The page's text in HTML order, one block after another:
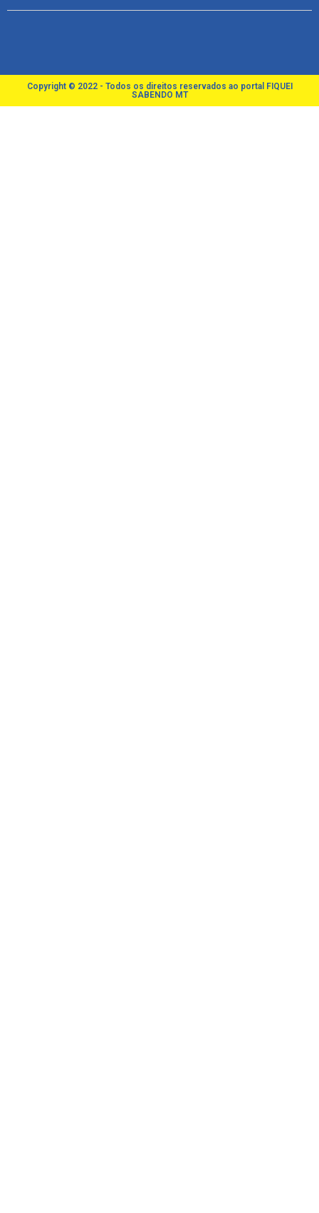
Copyright © 2022 - Todos os direitos reservados ao portal FIQUEI
SABENDO MT